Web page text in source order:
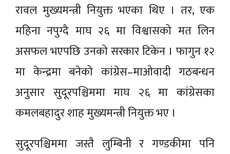
रावल मुख्यमन्त्री नियुक्त भएका थिए । तर, एक
महिना नपुग्दै माघ २६ मा विश्वासको मत लिन
असफल भएपछि उनको सरकार टिकेन । फागुन १२
मा केन्द्रमा बनेको कांग्रेस–माओवादी गठबन्धन
अनुसार सुदूरपश्चिममा माघ २६ मा कांग्रेसका
कमलबहादुर शाह मुख्यमन्त्री नियुक्त भए ।
सुदूरपश्चिममा जस्तै लुम्बिनी र गण्डकीमा पनि